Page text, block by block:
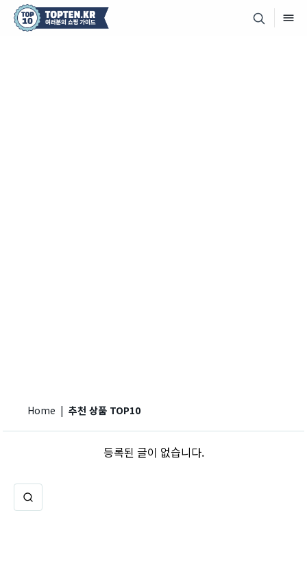
Home | 추천 상품 TOP10
등록된 글이 없습니다.